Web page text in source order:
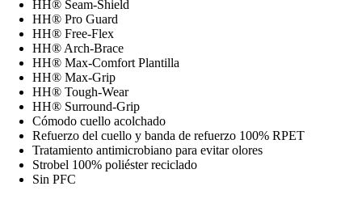
HH® Seam-Shield
HH® Pro Guard
HH® Free-Flex
HH® Arch-Brace
HH® Max-Comfort Plantilla
HH® Max-Grip
HH® Tough-Wear
HH® Surround-Grip
Cómodo cuello acolchado
Refuerzo del cuello y banda de refuerzo 100% RPET
Tratamiento antimicrobiano para evitar olores
Strobel 100% poliéster reciclado
Sin PFC